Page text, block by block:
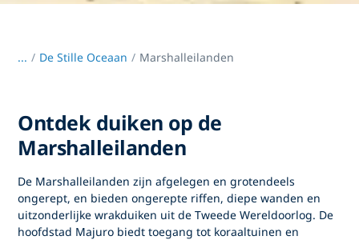
... / De Stille Oceaan Marshalleilanden
Ontdek duiken op de
Marshalleilanden
De Marshalleilanden zijn afgelegen en grotendeels
ongerept, en bieden ongerepte riffen, diepe wanden en
uitzonderlijke wrakduiken uit de Tweede Wereldoorlog. De
hoofdstad Majuro biedt toegang tot koraaltuinen en